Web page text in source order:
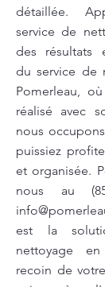
détaillée.
service de
des résultats
du service de
Pomerleau,
réalisé avec
nous
puissiez
et organisée.
nous au
est la
nettoyage
recoin de